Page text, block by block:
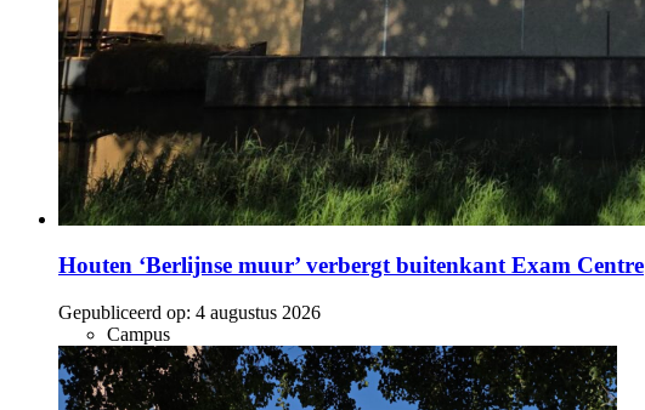
Houten ‘Berlijnse muur’ verbergt buitenkant Exam Centre
Gepubliceerd op: 4 augustus 2026
Campus